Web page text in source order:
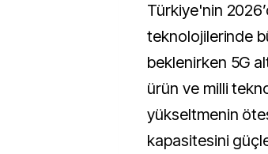
Türkiye'nin
teknolojilerinde
beklenirken 5G
ürün ve milli
yükseltmenin
kapasitesini